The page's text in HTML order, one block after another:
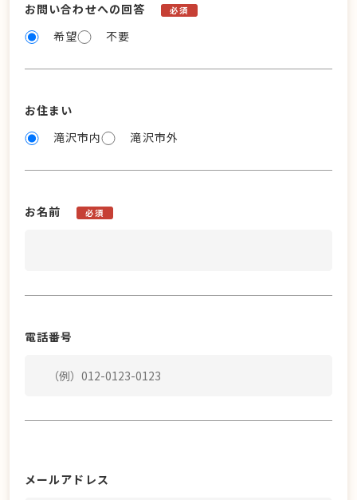
お問い合わせへの回答 必須
希望 不要
お住まい
滝沢市内
滝沢市外
お名前 必須
電話番号
メールアドレス